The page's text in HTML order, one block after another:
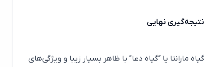
نتیجه‌گیری نهایی
گیاه مارانتا یا “گیاه دعا” با ظاهر بسیار زیبا و ویژگی‌های